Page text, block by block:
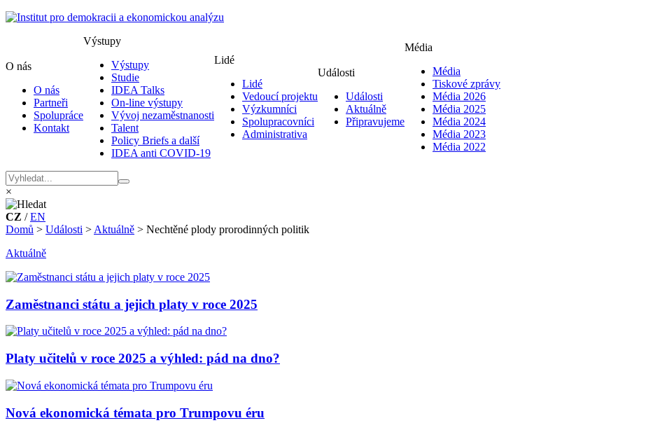
O nás
O nás
Partneři
Spolupráce
Kontakt
Výstupy
Výstupy
Studie
IDEA Talks
On-line výstupy
Vývoj nezaměstnanosti
Talent
Policy Briefs a další
IDEA anti COVID-19
Lidé
Lidé
Vedoucí projektu
Výzkumníci
Spolupracovníci
Administrativa
Události
Události
Aktuálně
Připravujeme
Média
Média
Tiskové zprávy
Média 2026
Média 2025
Média 2024
Média 2023
Média 2022
×
CZ /EN
Domů > Události > Aktuálně > Nechtěné plody prorodinných politik
Aktuálně
Zaměstnanci státu a jejich platy v roce 2025
Platy učitelů v roce 2025 a výhled: pád na dno?
Nová ekonomická témata pro Trumpovu éru